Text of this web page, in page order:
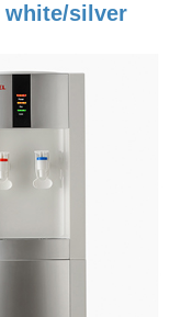
white/silver